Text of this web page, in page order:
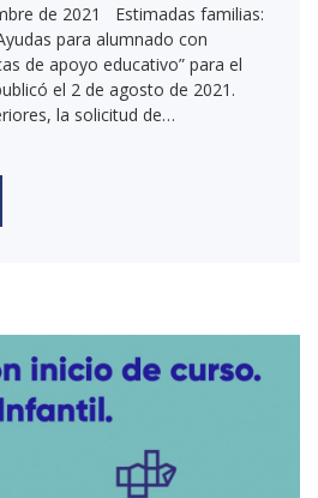
de 2021 Estimadas familias:
para alumnado con
de apoyo educativo” para el
el 2 de agosto de 2021.
la solicitud de…